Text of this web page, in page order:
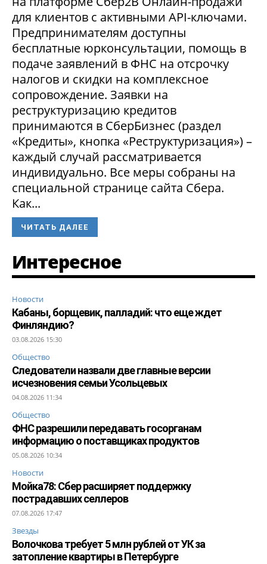
для клиентов с активными API-ключами.
Предпринимателям доступны
бесплатные юрконсультации, помощь в
подаче заявлений в ФНС на отсрочку
налогов и скидки на комплексное
сопровождение. Заявки на
реструктуризацию кредитов
принимаются в СберБизнес (раздел
«Кредиты», кнопка «Реструктуризация») –
каждый случай рассматривается
индивидуально. Все меры собраны на
специальной странице сайта Сбера.
Как...
ЧИТАТЬ ДАЛЕЕ
Интересное
Новости
Кабаны, борщевик, палладий: что еще ждет
Финляндию?
03.08.2026 15:30
Общество
Следователи назвали две главные версии
исчезновения семьи Усольцевых
04.08.2026 11:34
Общество
ФНС разрешили передавать госорганам
информацию о поставщиках продуктов
05.08.2026 10:34
Новости
Мойка78: Сбер расширяет поддержку
пострадавших селлеров
07.08.2026 17:47
Звезды
Волочкова требует 5 млн рублей от УК за
затопление квартиры в Петербурге